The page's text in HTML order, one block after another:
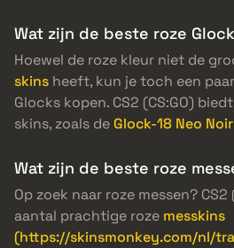
Wat zijn de beste roze
Hoewel de roze kleur niet de
skins heeft, kun je toch een
Glocks kopen. CS2 (CS:GO)
skins, zoals deGlock-18 Neo Noir
Wat zijn de beste roze
Op zoek naar roze messen? CS2
aantal prachtige roze messkins
(https://skinsmonkey.com/nl/